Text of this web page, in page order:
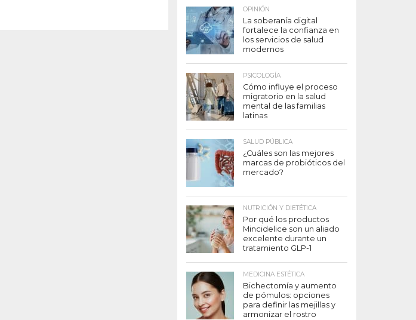
OPINIÓN
La soberanía digital
fortalece la confianza en
los servicios de salud
modernos
PSICOLOGÍA
Cómo influye el proceso
migratorio en la salud
mental de las familias
latinas
SALUD PÚBLICA
¿Cuáles son las mejores
marcas de probióticos del
mercado?
NUTRICIÓN Y DIETÉTICA
Por qué los productos
Mincidelice son un aliado
excelente durante un
tratamiento GLP-1
MEDICINA ESTÉTICA
Bichectomía y aumento
de pómulos: opciones
para definir las mejillas y
armonizar el rostro